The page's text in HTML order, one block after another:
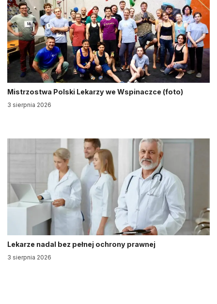
Mistrzostwa Polski Lekarzy we Wspinaczce (foto)
3 sierpnia 2026
Lekarze nadal bez pełnej ochrony prawnej
3 sierpnia 2026